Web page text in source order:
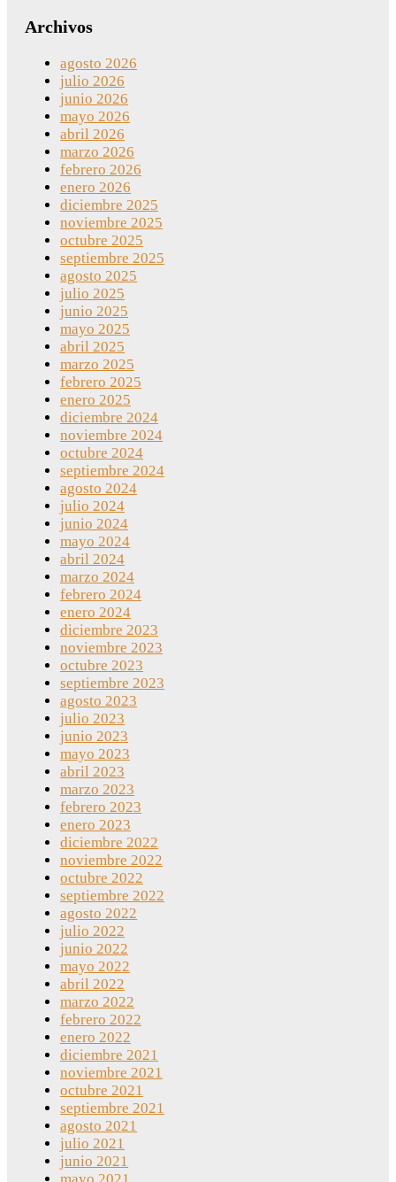
Archivos
agosto 2026
julio 2026
junio 2026
mayo 2026
abril 2026
marzo 2026
febrero 2026
enero 2026
diciembre 2025
noviembre 2025
octubre 2025
septiembre 2025
agosto 2025
julio 2025
junio 2025
mayo 2025
abril 2025
marzo 2025
febrero 2025
enero 2025
diciembre 2024
noviembre 2024
octubre 2024
septiembre 2024
agosto 2024
julio 2024
junio 2024
mayo 2024
abril 2024
marzo 2024
febrero 2024
enero 2024
diciembre 2023
noviembre 2023
octubre 2023
septiembre 2023
agosto 2023
julio 2023
junio 2023
mayo 2023
abril 2023
marzo 2023
febrero 2023
enero 2023
diciembre 2022
noviembre 2022
octubre 2022
septiembre 2022
agosto 2022
julio 2022
junio 2022
mayo 2022
abril 2022
marzo 2022
febrero 2022
enero 2022
diciembre 2021
noviembre 2021
octubre 2021
septiembre 2021
agosto 2021
julio 2021
junio 2021